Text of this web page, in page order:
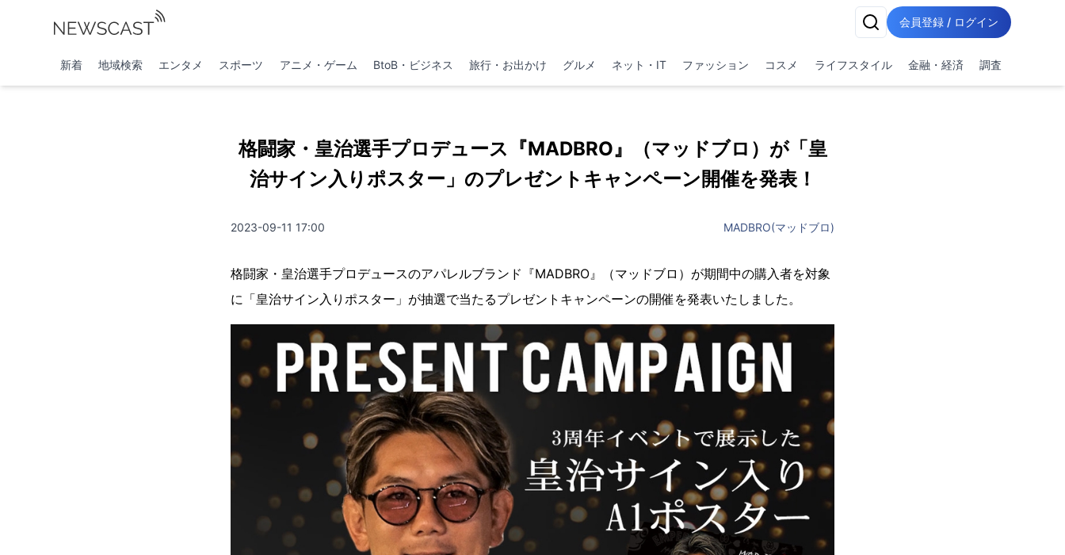
会員登録 / ログイン
新着 地域検索 エンタメ スポーツ アニメ・ゲーム BtoB・ビジネス 旅行・お出かけ グルメ ネット・IT ファッション コスメ ライフスタイル 金融・経済 調査
格闘家・皇治選手プロデュース『MADBRO』（マッドブロ）が「皇
治サイン入りポスター」のプレゼントキャンペーン開催を発表！
2023-09-11 17:00 MADBRO(マッドブロ)
格闘家・皇治選手プロデュースのアパレルブランド『MADBRO』（マッドブロ）が期間中の購入者を対象
に「皇治サイン入りポスター」が抽選で当たるプレゼントキャンペーンの開催を発表いたしました。